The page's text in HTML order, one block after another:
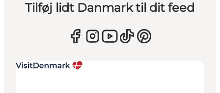
Tilføj lidt Danmark til dit feed